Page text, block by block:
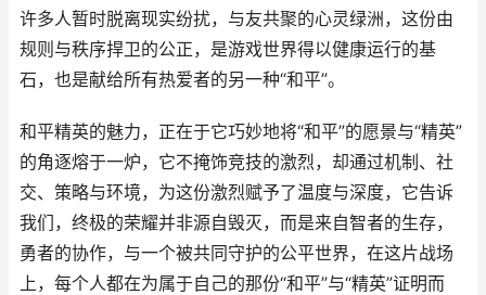
许多人暂时脱离现实纷扰，与友共聚的心灵绿洲，这份由
规则与秩序捍卫的公正，是游戏世界得以健康运行的基
石，也是献给所有热爱者的另一种“和平”。
和平精英的魅力，正在于它巧妙地将“和平”的愿景与“精英”
的角逐熔于一炉，它不掩饰竞技的激烈，却通过机制、社
交、策略与环境，为这份激烈赋予了温度与深度，它告诉
我们，终极的荣耀并非源自毁灭，而是来自智者的生存，
勇者的协作，与一个被共同守护的公平世界，在这片战场
上，每个人都在为属于自己的那份“和平”与“精英”证明而